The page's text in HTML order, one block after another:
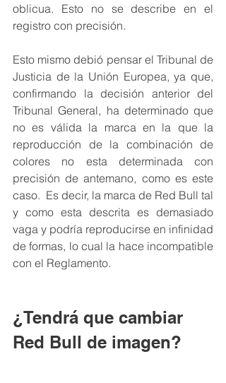
oblicua. Esto no se describe en el
registro con precisión.
Esto mismo debió pensar el Tribunal de
Justicia de la Unión Europea, ya que,
confirmando la decisión anterior del
Tribunal General, ha determinado que
no es válida la marca en la que la
reproducción de la combinación de
colores no esta determinada con
precisión de antemano, como es este
caso.  Es decir, la marca de Red Bull tal
y como esta descrita es demasiado
vaga y podría reproducirse en infinidad
de formas, lo cual la hace incompatible
con el Reglamento.
¿Tendrá que cambiar
Red Bull de imagen?